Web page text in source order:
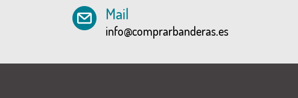
Mail
info@comprarbanderas.es